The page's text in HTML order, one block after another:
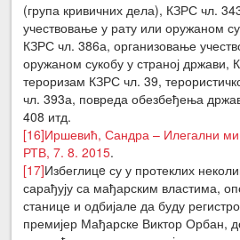
(група кривичних дела), КЗРС чл.
учествовање у рату или оружаном
КЗРС чл. 386а, организовање
оружаном сукобу у страној држави,
тероризам КЗРС чл. 39,
чл. 393а, повреда обезбеђења
408 итд.
[16]Иршевић, Сандра – Илегални
РТВ, 7. 8. 2015.
[17]Избеглицe су у протеклих
сарађују са мађарским властима,
станице и одбијале да буду
премијер Мађарске Виктор Орбан,